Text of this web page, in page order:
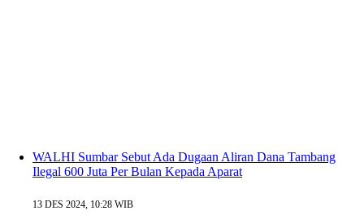
WALHI Sumbar Sebut Ada Dugaan Aliran Dana Tambang
Ilegal 600 Juta Per Bulan Kepada Aparat
13 DES 2024, 10:28 WIB